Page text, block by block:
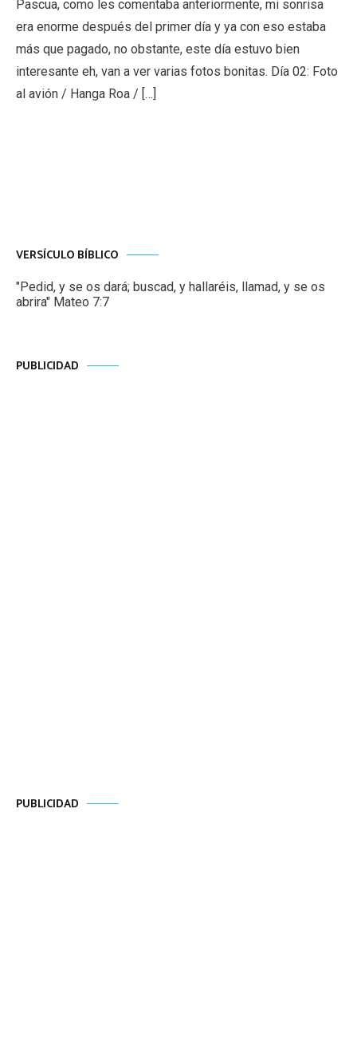
Pascua, como les comentaba anteriormente, mi sonrisa
era enorme después del primer día y ya con eso estaba
más que pagado, no obstante, este día estuvo bien
interesante eh, van a ver varias fotos bonitas. Día 02: Foto
al avión / Hanga Roa / […]
VERSÍCULO BÍBLICO
"Pedid, y se os dará; buscad, y hallaréis, llamad, y se os
abrira" Mateo 7:7
PUBLICIDAD
PUBLICIDAD